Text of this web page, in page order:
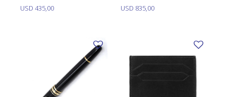
USD 435,00 USD 835,00